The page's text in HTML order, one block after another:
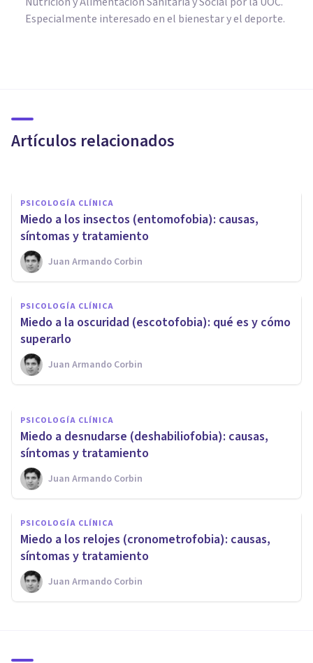
Especialmente interesado en el bienestar y el deporte.
Artículos relacionados
el miedo irracional a las
palabras largas
PSICOLOGÍA CLÍNICA
Miedo a los insectos (entomofobia): causas,
síntomas y tratamiento
Juan Armando Corbin
PSICOLOGÍA CLÍNICA
​Miedo a la oscuridad (escotofobia): qué es y cómo
superarlo
Juan Armando Corbin
​Pediofobia: el miedo a los
muñecos (causas y síntomas)
Juan Armando Corbin
PSICOLOGÍA CLÍNICA
Miedo a desnudarse (deshabiliofobia): causas,
síntomas y tratamiento
Juan Armando Corbin
PSICOLOGÍA CLÍNICA
Miedo a los relojes (cronometrofobia): causas,
síntomas y tratamiento
Juan Armando Corbin